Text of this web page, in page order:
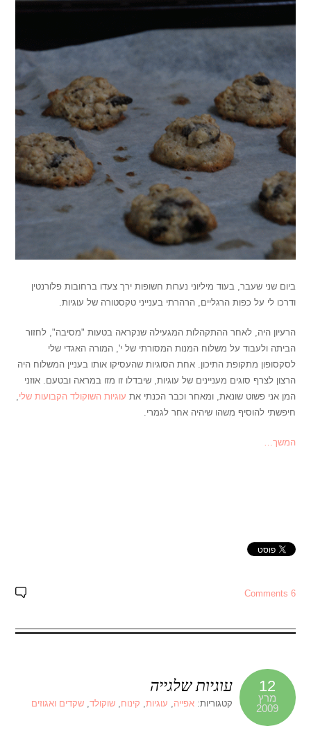
ביום שני שעבר, בעוד מיליוני נערות חשופות ירך צעדו ברחובות פלורנטין
ודרכו לי על כפות הרגליים, הרהרתי בענייני טקסטורה של עוגיות.
הרעיון היה, לאחר ההתקהלות המגעילה שנקראה בטעות "מסיבה", לחזור
הביתה ולעבוד על משלוח המנות המסורתי של י', המורה האגדי שלי
לסקסופון מתקופת התיכון.אחת הסוגיות שהעסיקו אותו בעניין המשלוח היה
הרצון לצרף סוגים מעניינים של עוגיות, שיבדלו זו מזו במראה ובטעם.אוזני
המן אני פשוט שונאת, ומאחר וכבר הכנתי את עוגיות השוקולד הקבועות שלי,
חיפשתי להוסיף משהו שיהיה אחר לגמרי.
המשך…
6 Comments
12
מרץ
2009
עוגיות שלגייה
קטגוריות:אפייה, עוגיות, קינוח,שוקולד,שקדים ואגוזים